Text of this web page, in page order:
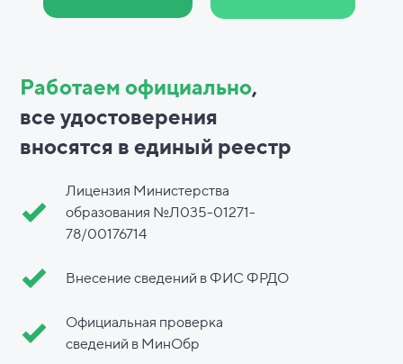
Работаем официально,
все удостоверения
вносятся в единый реестр
Лицензия Министерства
образования №Л035-01271-
78/00176714
Внесение сведений в ФИС ФРДО
Официальная проверка
сведений в МинОбр